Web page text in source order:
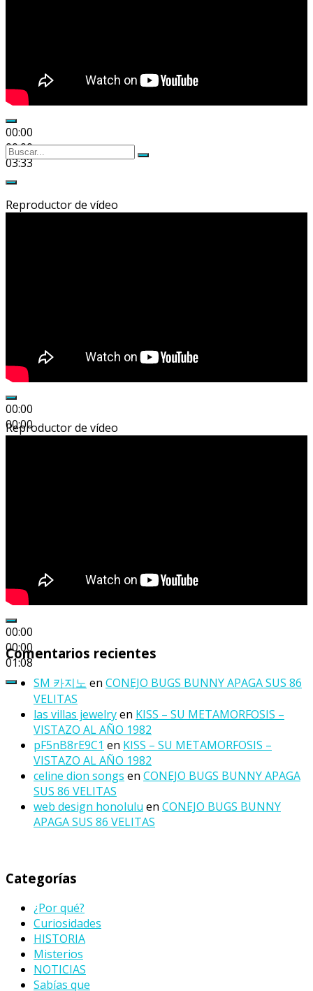
00:00
00:00
03:33
Buscar
por:
Buscar
Reproductor de vídeo
00:00
00:00
04:12
Reproductor de vídeo
00:00
00:00
01:08
Comentarios recientes
SM 카지노 en CONEJO BUGS BUNNY APAGA SUS 86
VELITAS
las villas jewelryen KISS – SU METAMORFOSIS –
VISTAZO AL AÑO 1982
pF5nB8rE9C1 en KISS – SU METAMORFOSIS –
VISTAZO AL AÑO 1982
celine dion songs en CONEJO BUGS BUNNY APAGA
SUS 86 VELITAS
web design honolulu en CONEJO BUGS BUNNY
APAGA SUS 86 VELITAS
Categorías
¿Por qué?
Curiosidades
HISTORIA
Misterios
NOTICIAS
Sabías que